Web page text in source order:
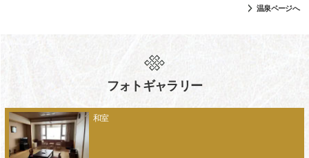
温泉ページへ
フォトギャラリー
和室